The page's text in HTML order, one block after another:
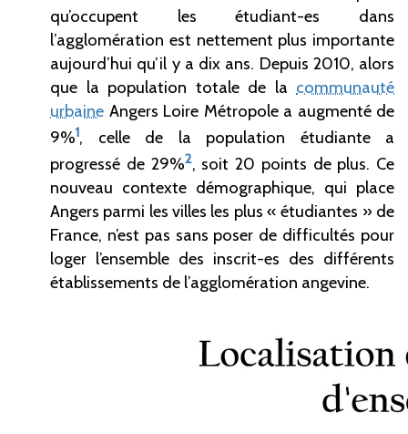
qu’occupent les étudiant-es dans
l’agglomération est nettement plus importante
aujourd’hui qu’il y a dix ans. Depuis 2010, alors
que la population totale de la communauté
urbaine Angers Loire Métropole a augmenté de
9%1, celle de la population étudiante a
progressé de 29%2, soit 20 points de plus. Ce
nouveau contexte démographique, qui place
Angers parmi les villes les plus « étudiantes » de
France, n’est pas sans poser de difficultés pour
loger l’ensemble des inscrit-es des différents
établissements de l’agglomération angevine.